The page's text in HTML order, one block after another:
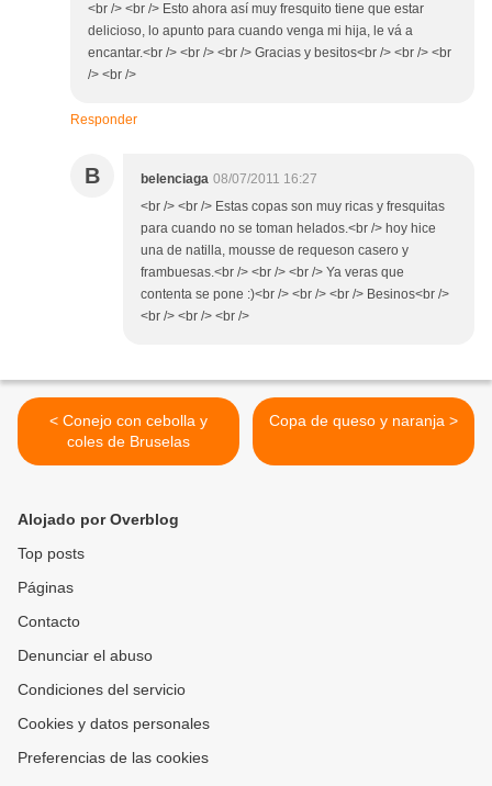
<br /> <br /> Esto ahora así muy fresquito tiene que estar
delicioso, lo apunto para cuando venga mi hija, le vá a
encantar.<br /> <br /> <br /> Gracias y besitos<br /> <br /> <br
/> <br />
Responder
B belenciaga 08/07/2011 16:27
<br /> <br /> Estas copas son muy ricas y fresquitas
para cuando no se toman helados.<br /> hoy hice
una de natilla, mousse de requeson casero y
frambuesas.<br /> <br /> <br /> Ya veras que
contenta se pone :)<br /> <br /> <br /> Besinos<br />
<br /> <br /> <br />
< Conejo con cebolla y
coles de Bruselas
Copa de queso y naranja >
Alojado por Overblog
Top posts
Páginas
Contacto
Denunciar el abuso
Condiciones del servicio
Cookies y datos personales
Preferencias de las cookies